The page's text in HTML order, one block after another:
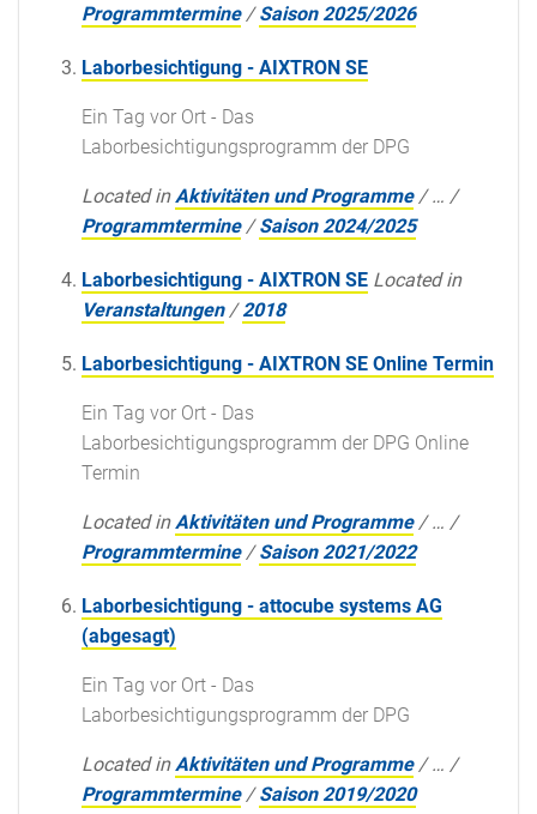
Programmtermine /Saison 2025/2026
Laborbesichtigung - AIXTRON SE
Ein Tag vor Ort - Das
Laborbesichtigungsprogramm der DPG
Located in Aktivitäten und Programme /… /
Programmtermine /Saison 2024/2025
Laborbesichtigung - AIXTRON SE Located in
Veranstaltungen /2018
Laborbesichtigung - AIXTRON SE Online Termin
Ein Tag vor Ort - Das
Laborbesichtigungsprogramm der DPG Online
Termin
Located in Aktivitäten und Programme /… /
Programmtermine /Saison 2021/2022
Laborbesichtigung - attocube systems AG
(abgesagt)
Ein Tag vor Ort - Das
Laborbesichtigungsprogramm der DPG
Located in Aktivitäten und Programme /… /
Programmtermine /Saison 2019/2020